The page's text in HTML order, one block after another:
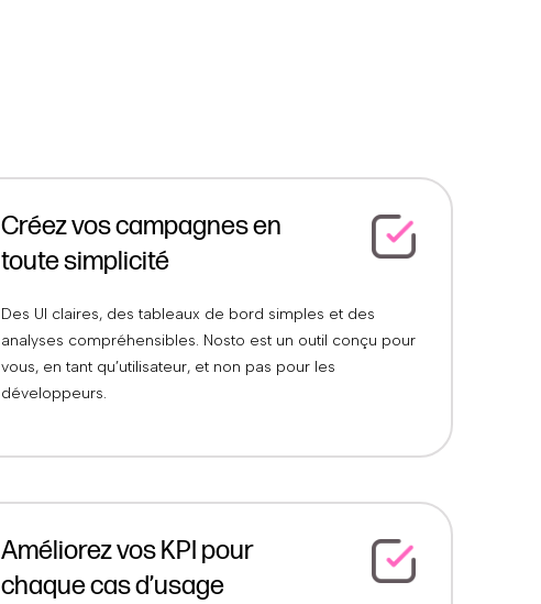
Créez vos campagnes en
toute simplicité
Des UI claires, des tableaux de bord simples et des
analyses compréhensibles. Nosto est un outil conçu pour
vous, en tant qu’utilisateur, et non pas pour les
développeurs.
Améliorez vos KPI pour
chaque cas d’usage